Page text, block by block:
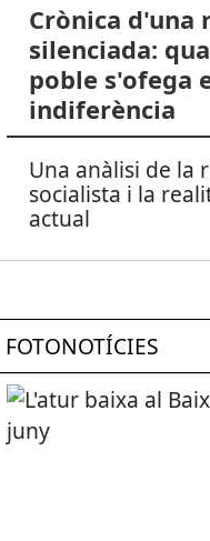
Crònica d'una
silenciada:
poble s'ofega
indiferència
Una anàlisi de la
socialista i la
actual
FOTONOTÍCIES